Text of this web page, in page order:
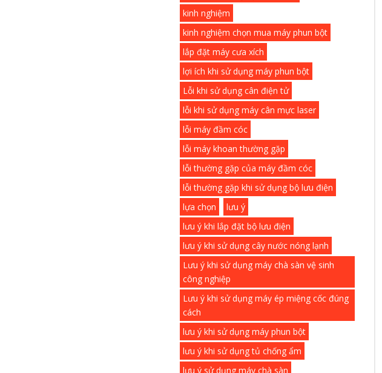
kinh nghiệm
kinh nghiệm chọn mua máy phun bột
lắp đặt máy cưa xích
lợi ích khi sử dụng máy phun bột
Lỗi khi sử dụng cân điện tử
lỗi khi sử dụng máy cân mực laser
lỗi máy đầm cóc
lỗi máy khoan thường gặp
lỗi thường gặp của máy đầm cóc
lỗi thường gặp khi sử dụng bộ lưu điện
lựa chọn
lưu ý
lưu ý khi lắp đặt bộ lưu điện
lưu ý khi sử dụng cây nước nóng lạnh
Lưu ý khi sử dụng máy chà sàn vệ sinh
công nghiệp
Lưu ý khi sử dụng máy ép miệng cốc đúng
cách
lưu ý khi sử dụng máy phun bột
lưu ý khi sử dụng tủ chống ẩm
lưu ý sử dụng máy chà sàn